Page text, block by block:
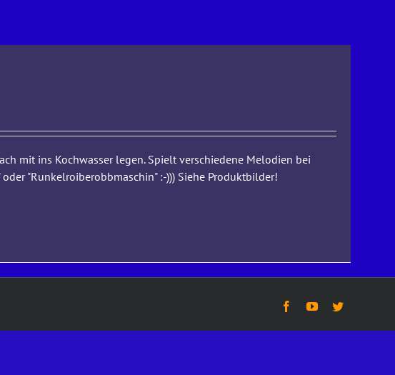
mit ins Kochwasser legen. Spielt verschiedene Melodien bei
"Runkelroiberobbmaschin" :-))) Siehe Produktbilder!
FacebookYouTubeTwitter